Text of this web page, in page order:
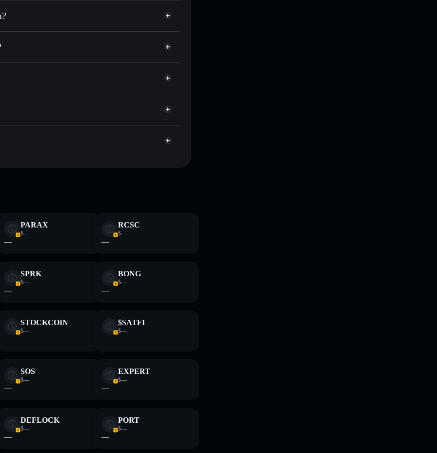
de outros tokens Solana com encaminhamento
em ∅
as carteiras usando o Agregador de
custodial Solflare
PARAX
$—
—
RCSC
$—
—
SPRK
$—
—
BONG
$—
—
STOCKCOIN
$—
—
$SATFI
$—
—
SOS
$—
—
EXPERT
$—
—
DEFLOCK
$—
—
PORT
$—
—